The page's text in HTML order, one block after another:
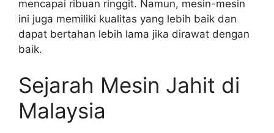
mencapai ribuan ringgit. Namun, mesin-mesin
ini juga memiliki kualitas yang lebih baik dan
dapat bertahan lebih lama jika dirawat dengan
baik.
Sejarah Mesin Jahit di
Malaysia